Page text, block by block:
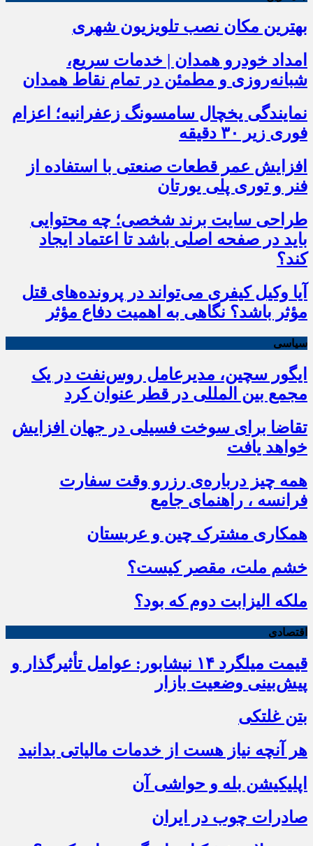
بهترین مکان نصب تلویزیون شهری
امداد خودرو همدان | خدمات سریع،
شبانه‌روزی و مطمئن در تمام نقاط همدان
نمایندگی یخچال سامسونگ زعفرانیه؛ اعزام
فوری زیر ۳۰ دقیقه
افزایش عمر قطعات صنعتی با استفاده از
فنر و توری پلی یورتان
طراحی سایت برند شخصی؛ چه محتوایی
باید در صفحه اصلی باشد تا اعتماد ایجاد
کند؟
آیا وکیل کیفری می‌تواند در پرونده‌های قتل
مؤثر باشد؟ نگاهی به اهمیت دفاع مؤثر
سیاسی
ایگور سچین، مدیرعامل روس‌نفت در یک
مجمع بین المللی در قطر عنوان کرد
تقاضا برای سوخت فسیلی در جهان افزایش
خواهد یافت
همه چیز درباره‌ی رزرو وقت سفارت
فرانسه ، راهنمای جامع
همکاری مشترک چین و عربستان
خشم ملت، مقصر کیست؟
ملکه الیزابت دوم که بود؟
اقتصادی
قیمت میلگرد ۱۴ نیشابور: عوامل تأثیرگذار و
پیش‌بینی وضعیت بازار
بتن غلتکی
هر آنچه نیاز هست از خدمات مالیاتی بدانید
اپلیکیشن بله و حواشی آن
صادرات چوب در ایران